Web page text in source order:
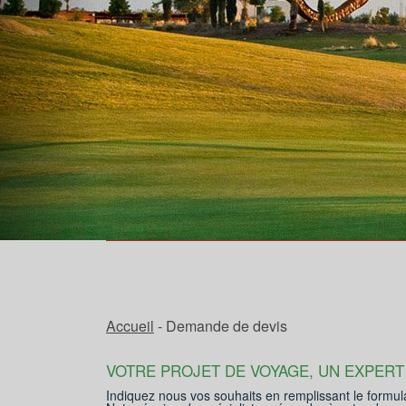
Accueil - Demande de devis
VOTRE PROJET DE VOYAGE, UN
Indiquez nous vos souhaits en remplissant le